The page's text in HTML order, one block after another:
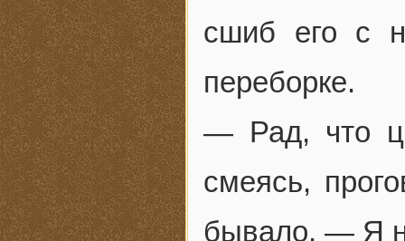
сшиб его с
переборке.
— Рад, что
смеясь,
бывало. — Я